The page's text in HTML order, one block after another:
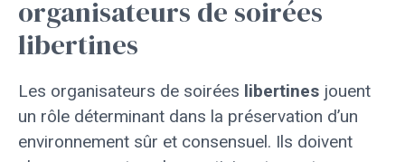
organisateurs de soirées
libertines
Les organisateurs de soirées libertines jouent
un rôle déterminant dans la préservation d’un
environnement sûr et consensuel. Ils doivent